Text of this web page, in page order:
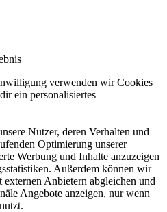
verwenden wir Cookies
ein personalisiertes
Nutzer, deren Verhalten und
Optimierung unserer
Werbung und Inhalte anzuzeigen
Außerdem können wir
externen Anbietern abgleichen und
Angebote anzeigen, nur wenn